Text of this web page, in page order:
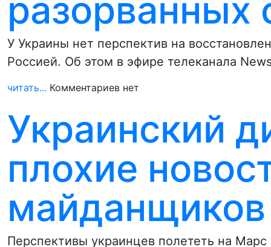
разорванных
У Украины нет перспектив на
Россией. Об этом в эфире телеканала
читать... Комментариев нет
Украинский
плохие
майданщиков
Перспективы украинцев полететь на